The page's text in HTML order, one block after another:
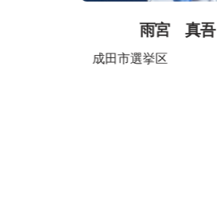
雨宮 真吾
成田市選挙区